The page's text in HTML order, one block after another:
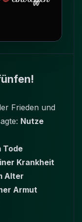
Frieden und
Nutze
Tode
Krankheit
Alter
Armut